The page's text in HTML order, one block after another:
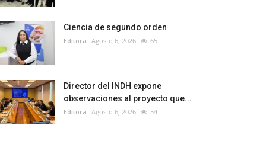
Ciencia de segundo orden
Editora Agosto 6, 2026 65
Director del INDH expone
observaciones al proyecto que...
Editora Agosto 6, 2026 54